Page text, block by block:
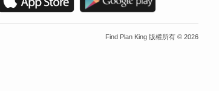
Find Plan King 版權所有 © 2026